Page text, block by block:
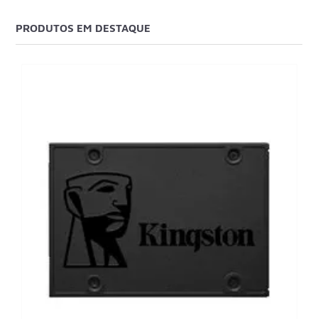
PRODUTOS EM DESTAQUE